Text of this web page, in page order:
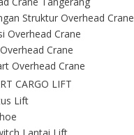
Struktur Overhead Crane
Overhead Crane
Crane
Overhead Crane
CARGO LIFT
Lift
Lantai Lift